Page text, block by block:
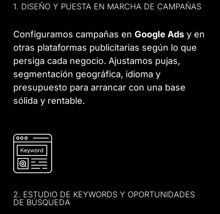
1. DISEÑO Y PUESTA EN MARCHA DE CAMPAÑAS
Configuramos campañas enGoogle Ads y en
otras plataformas publicitarias según lo que
persiga cada negocio. Ajustamos pujas,
segmentación geográfica, idioma y
presupuesto para arrancar con una base
sólida y rentable.
2. ESTUDIO DE KEYWORDS Y OPORTUNIDADES
DE BÚSQUEDA